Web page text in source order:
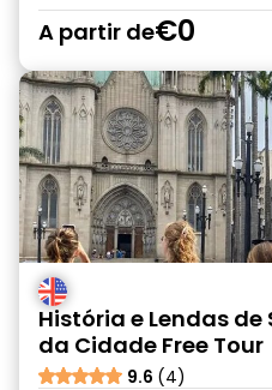
A partir de€0
História e Lendas de
da Cidade Free Tour
9.6 (4)